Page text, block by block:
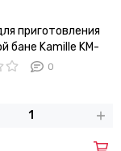
приготовления
бане Kamille KM-
0